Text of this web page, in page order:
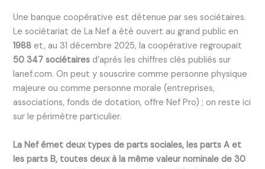
Une banque coopérative est détenue par ses sociétaires.
Le sociétariat de La Nef a été ouvert au grand public en
1988 et, au 31 décembre 2025, la coopérative regroupait
50 347 sociétaires d’après les chiffres clés publiés sur
lanef.com. On peut y souscrire comme personne physique
majeure ou comme personne morale (entreprises,
associations, fonds de dotation, offre Nef Pro) ; on reste ici
sur le périmètre particulier.
La Nef émet deux types de parts sociales, les parts A et
les parts B, toutes deux à la même valeur nominale de 30